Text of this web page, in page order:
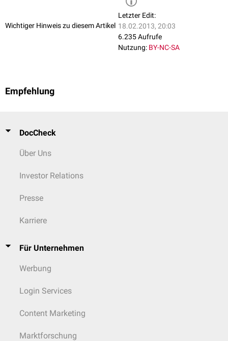
Wichtiger Hinweis zu diesem Artikel
Letzter Edit:
18.02.2013, 20:03
6.235 Aufrufe
Nutzung: BY-NC-SA
Empfehlung
DocCheck
Über Uns
Investor Relations
Presse
Karriere
Für Unternehmen
Werbung
Login Services
Content Marketing
Marktforschung